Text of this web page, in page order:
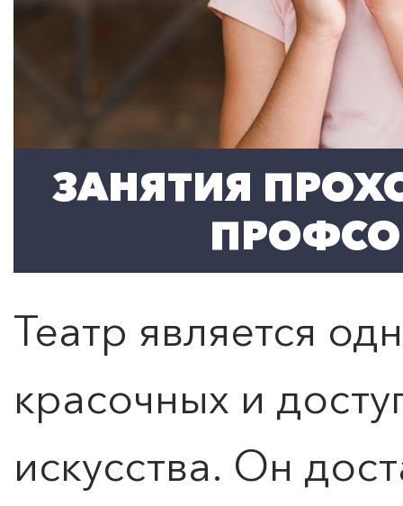
ЗАНЯТИЯ
Театр является
красочных и
искусства. Он